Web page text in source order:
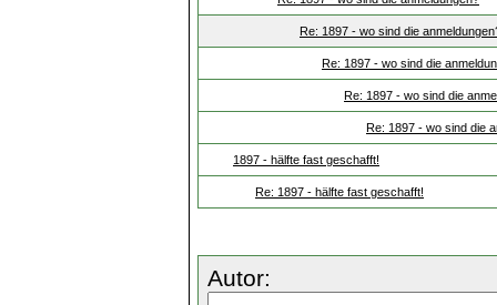
Re: 1897 - wo sind die
Re: 1897 - wo sind die
Re: 1897 - wo sind die
Re: 1897 - wo sind die
1897 - hälfte fast geschafft!
Re: 1897 - hälfte fast geschafft!
Autor: